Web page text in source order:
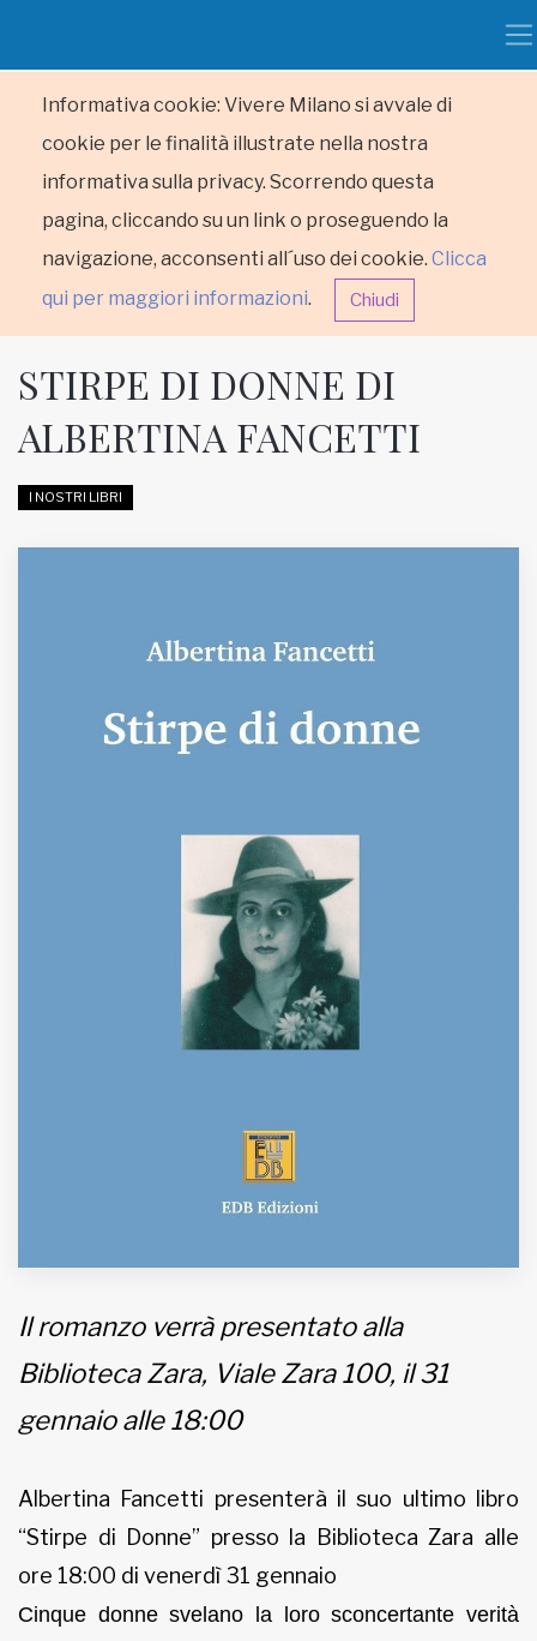
Informativa cookie: Vivere Milano si avvale di
cookie per le finalità illustrate nella nostra
informativa sulla privacy. Scorrendo questa
pagina, cliccando su un link o proseguendo la
navigazione, acconsenti all´uso dei cookie. Clicca
qui per maggiori informazioni. Chiudi
HOME
www.viveremilano.info
EDB edizioni - Via Brivio angolo C.
Imbonati, 89 20159 Milano (Italia)
Informativa sulla privacy
STIRPE DI DONNE DI
ALBERTINA FANCETTI
I NOSTRI LIBRI
Il romanzo verrà presentato alla
Biblioteca Zara, Viale Zara 100, il 31
gennaio alle 18:00
Albertina Fancetti presenterà il suo ultimo libro
“Stirpe di Donne” presso la Biblioteca Zara alle
ore 18:00 di venerdì 31 gennaio
Cinque donne svelano la loro sconcertante verità